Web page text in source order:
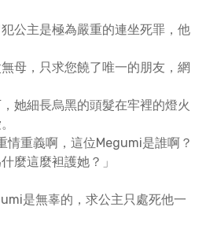
公主是極為嚴重的連坐死罪，他
母，只求您饒了唯一的朋友，網
她細長烏黑的頭髮在牢裡的燈火
情重義啊，這位Megumi是誰啊？
麼這麼袒護她？」
是無辜的，求公主只處死他一